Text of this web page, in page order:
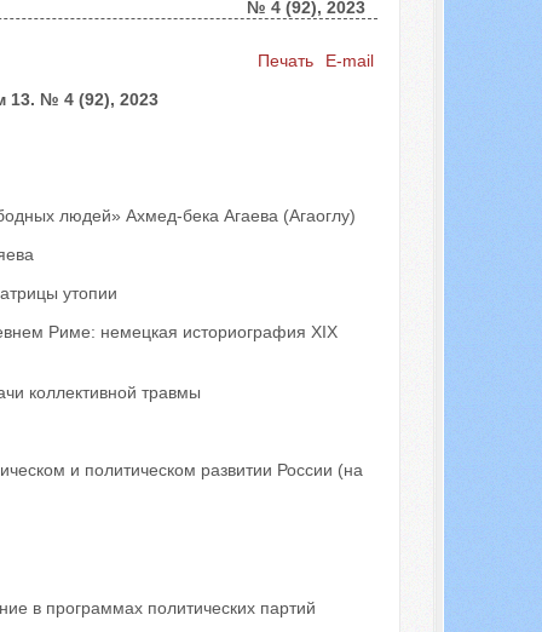
Искать...
№ 4 (92), 2023
Печать
E-mail
13. № 4 (92), 2023
людей» Ахмед-бека Агаева (Агаоглу)
утопии
Риме: немецкая историография XIX
коллективной травмы
и политическом развитии России (на
в программах политических партий